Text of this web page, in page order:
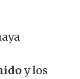
y los